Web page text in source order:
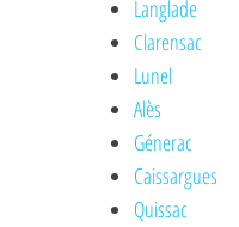
Langlade
Clarensac
Lunel
Alès
Génerac
Caissargues
Quissac